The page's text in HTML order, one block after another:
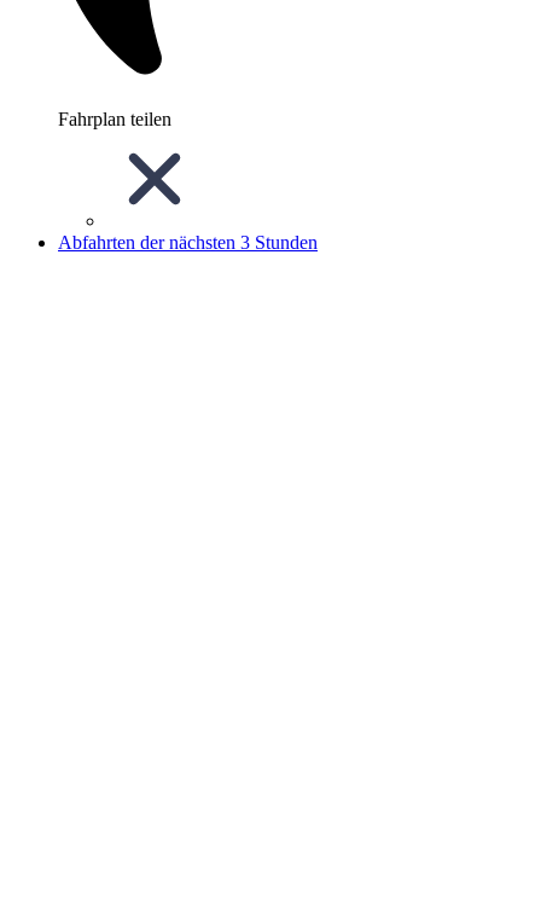
Fahrplan teilen
Abfahrten der nächsten 3 Stunden